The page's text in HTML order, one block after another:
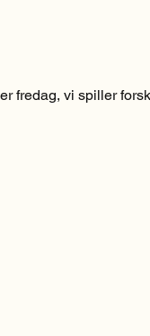
fredag, vi spiller